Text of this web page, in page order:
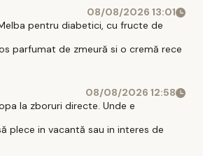
08/08/2026 13:01
pentru diabetici, cu fructe de
parfumat de zmeură si o cremă rece
08/08/2026 12:58
la zboruri directe. Unde e
plece in vacantă sau in interes de